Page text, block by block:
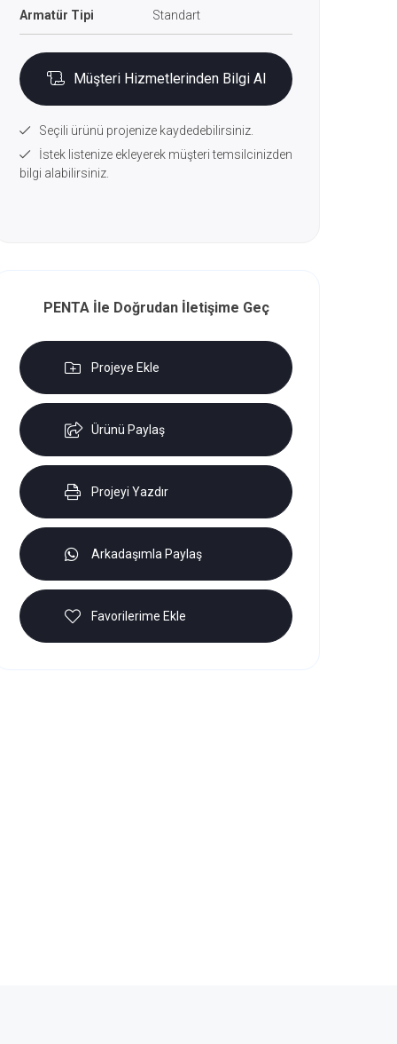
Armatür Tipi Standart
Müşteri Hizmetlerinden Bilgi Al
Seçili ürünü projenize kaydedebilirsiniz.
İstek listenize ekleyerek müşteri temsilcinizden
bilgi alabilirsiniz.
PENTA İle Doğrudan İletişime Geç
Projeye Ekle
Ürünü Paylaş
Projeyi Yazdır
Arkadaşımla Paylaş
Favorilerime Ekle